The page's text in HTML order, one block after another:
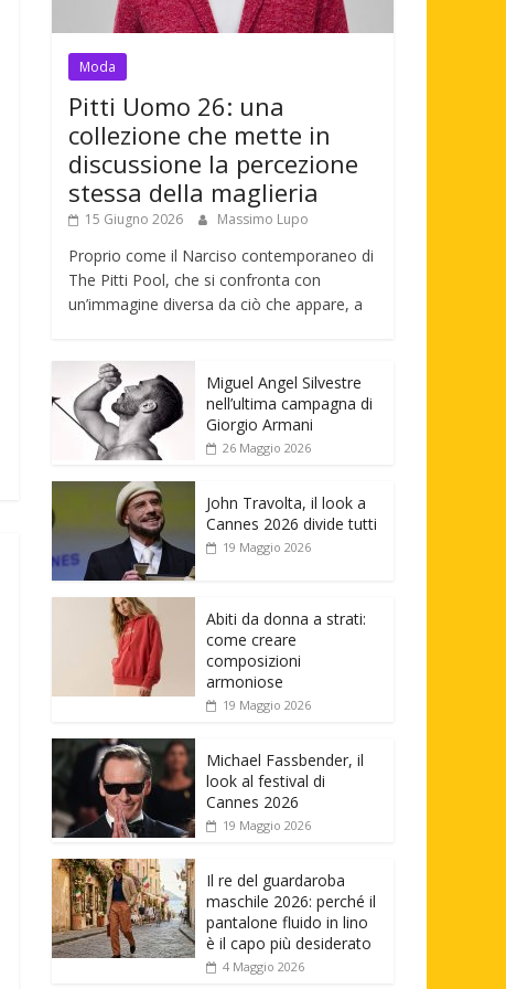
Moda
Pitti Uomo 26: una
collezione che mette in
discussione la percezione
stessa della maglieria
15 Giugno 2026 Massimo Lupo
Proprio come il Narciso contemporaneo di
The Pitti Pool, che si confronta con
un’immagine diversa da ciò che appare, a
Miguel Angel Silvestre
nell’ultima campagna di
Giorgio Armani
26 Maggio 2026
John Travolta, il look a
Cannes 2026 divide tutti
19 Maggio 2026
Abiti da donna a strati:
come creare
composizioni
armoniose
19 Maggio 2026
Michael Fassbender, il
look al festival di
Cannes 2026
19 Maggio 2026
Il re del guardaroba
maschile 2026: perché il
pantalone fluido in lino
è il capo più desiderato
4 Maggio 2026